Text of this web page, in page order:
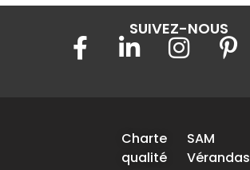
SUIVEZ-NOUS
Charte
qualité
SAM
Vérandas